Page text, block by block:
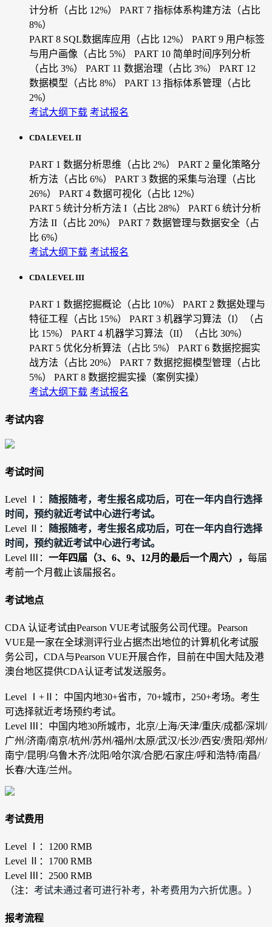
计分析（占比 12%）
PART 7 指标体系构建方法（占比
8%）
PART 8 SQL数据库应用（占比 12%）
PART 9 用户标签
与用户画像（占比 5%）
PART 10 简单时间序列分析
（占比 3%）
PART 11 数据治理（占比 3%）
PART 12
数据模型（占比 8%）
PART 13 指标体系管理（占比
2%）
考试大纲下载 考试报名
CDA LEVEL II
PART 1 数据分析思维（占比 2%）
PART 2 量化策略分
析方法（占比 6%）
PART 3 数据的采集与治理（占比
26%）
PART 4 数据可视化（占比 12%）
PART 5 统计分析方法 I（占比 28%）
PART 6 统计分析
方法 II（占比 20%）
PART 7 数据管理与数据安全（占
比 6%）
考试大纲下载 考试报名
CDA LEVEL III
PART 1 数据挖掘概论（占比 10%）
PART 2 数据处理与
特征工程（占比 15%）
PART 3 机器学习算法（I）（占
比 15%）
PART 4 机器学习算法（II）（占比 30%）
PART 5 优化分析算法（占比 5%）
PART 6 数据挖掘实
战方法（占比 20%）
PART 7 数据挖掘模型管理（占比
5%）
PART 8 数据挖掘实操（案例实操）
考试大纲下载 考试报名
考试内容
考试时间
Level Ⅰ：
随报随考，考生报名成功后，可在一年内自行选择
时间，预约就近考试中心进行考试。
Level Ⅱ：
随报随考，考生报名成功后，可在一年内自行选择
时间，预约就近考试中心进行考试。
Level Ⅲ： 一年四届（3、6、9、12月的最后一个周六）， 每届
考前一个月截止该届报名。
考试地点
CDA 认证考试由Pearson VUE考试服务公司代理。Pearson
VUE是一家在全球测评行业占据杰出地位的计算机化考试服
务公司，CDA与Pearson VUE开展合作，目前在中国大陆及港
澳台地区提供CDA认证考试发送服务。
Level Ⅰ+
：中国内地30+省市，70+城市，250+考场。考生
可选择就近考场预约考试。
Level Ⅲ：中国内地30所城市，北京/上海/天津/重庆/成都/深圳/
广州/济南/南京/杭州/苏州/福州/太原/武汉/长沙/西安/贵阳/郑州/
南宁/昆明/乌鲁木齐/沈阳/哈尔滨/合肥/石家庄/呼和浩特/南昌/
长春/大连/兰州。
考试费用
Level Ⅰ：1200 RMB
Level Ⅱ：1700 RMB
Level Ⅲ：2500 RMB
（注： 考试未通过者可进行补考，补考费用为六折优惠。 ）
报考流程